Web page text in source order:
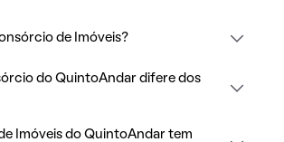
de Imóveis?
do QuintoAndar difere dos
Imóveis do QuintoAndar tem